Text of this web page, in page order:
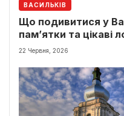
ВАСИЛЬКІВ
Що подивитися у
пам’ятки та цікаві
22 Червня, 2026